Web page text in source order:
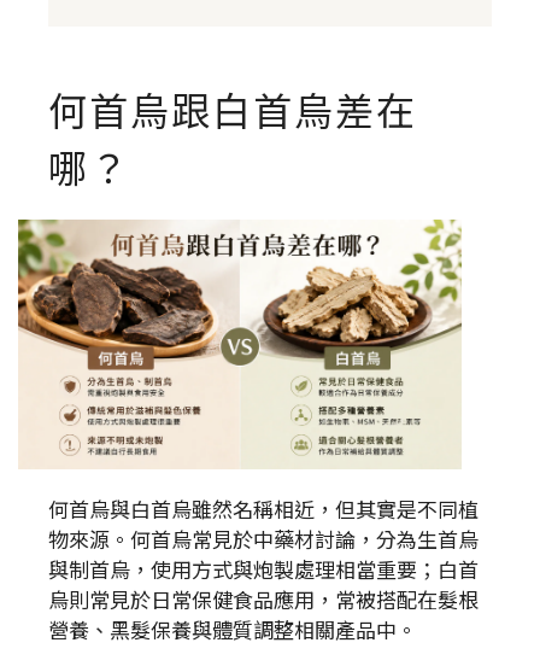
何首烏跟白首烏差在
哪？
何首烏與白首烏雖然名稱相近，但其實是不同植
物來源。何首烏常見於中藥材討論，分為生首烏
與制首烏，使用方式與炮製處理相當重要；白首
烏則常見於日常保健食品應用，常被搭配在髮根
營養、黑髮保養與體質調整相關產品中。